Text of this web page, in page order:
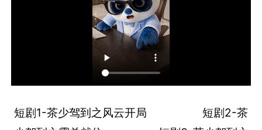
短剧1-茶少驾到之风云开局 短剧2-茶